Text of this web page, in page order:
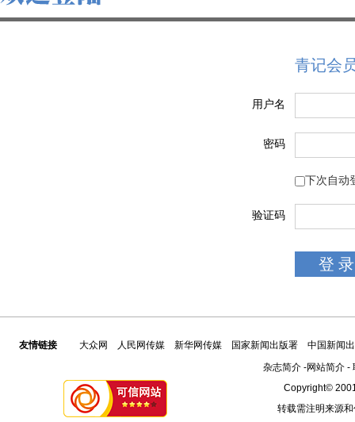
青记会
用户名
密码
下次自动
验证码
友情链接 大众网 人民网传媒 新华网传媒 国家新闻出版署
中国新闻
杂志简介 -网站简介 -
Copyright©
转载需注明来源